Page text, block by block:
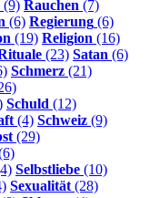
(9) Rauchen (7)
(6) Regierung (6)
(19) Religion (16)
(23) Satan (6)
Schmerz (21)
Schuld (12)
(4) Schweiz (9)
(29)
Selbstliebe (10)
Sexualität (28)